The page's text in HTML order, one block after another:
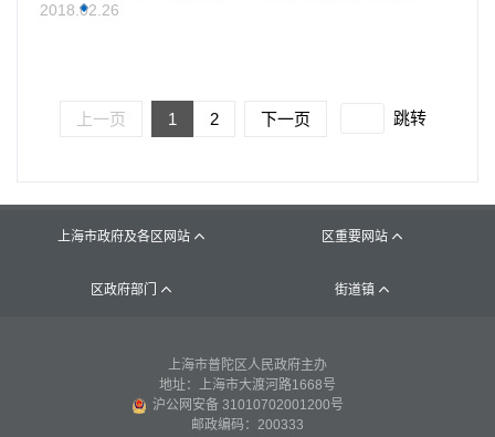
2018.02.26
上一页 1 2 下一页 跳转
上海市政府及各区网站  区重要网站 
区政府部门  街道镇 
上海市普陀区人民政府主办
地址：上海市大渡河路1668号
沪公网安备 31010702001200号
邮政编码：200333